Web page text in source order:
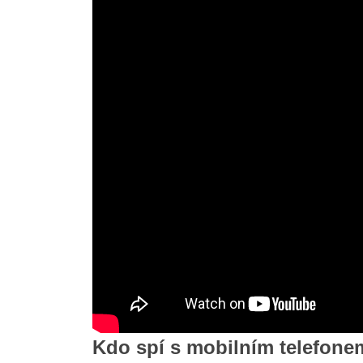
Kdo spí s mobilním